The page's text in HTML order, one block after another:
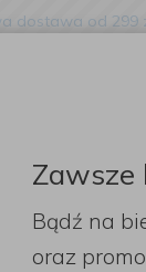
dostawa od 299
browser
of our
Bądź na
oraz